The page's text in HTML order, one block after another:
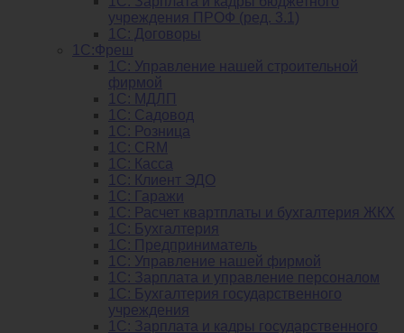
учреждения ПРОФ (ред. 3.1)
1С: Договоры
1С:Фреш
1С: Управление нашей строительной
фирмой
1С: МДЛП
1С: Садовод
1С: Розница
1C: CRM
1C: Касса
1С: Клиент ЭДО
1С: Гаражи
1C: Расчет квартплаты и бухгалтерия ЖКХ
1C: Бухгалтерия
1C: Предприниматель
1C: Управление нашей фирмой
1C: Зарплата и управление персоналом
1C: Бухгалтерия государственного
учреждения
1C: Зарплата и кадры государственного